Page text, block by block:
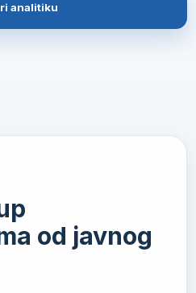
analitiku
od javnog